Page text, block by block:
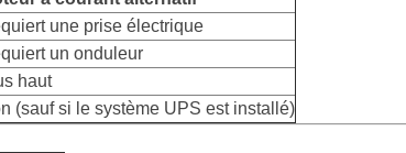
une prise électrique
un onduleur
haut
(sauf si le système UPS est installé)